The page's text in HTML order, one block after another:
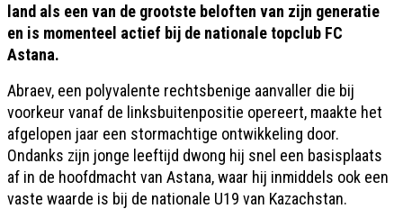
land als een van de grootste beloften van zijn generatie
en is momenteel actief bij de nationale topclub FC
Astana.
Abraev, een polyvalente rechtsbenige aanvaller die bij
voorkeur vanaf de linksbuitenpositie opereert, maakte het
afgelopen jaar een stormachtige ontwikkeling door.
Ondanks zijn jonge leeftijd dwong hij snel een basisplaats
af in de hoofdmacht van Astana, waar hij inmiddels ook een
vaste waarde is bij de nationale U19 van Kazachstan.